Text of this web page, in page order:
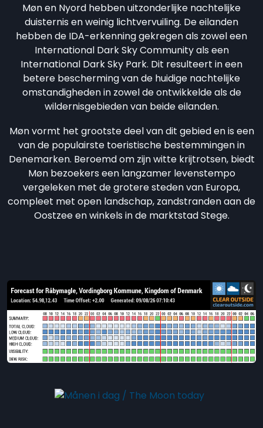
Møn en Nyord hebben uitzonderlijke nachtelijke
duisternis en weinig lichtvervuiling. De eilanden
hebben de IDA-erkenning gekregen als zowel een
International Dark Sky Community als een
International Dark Sky Park. Dit resulteert in een
betere bescherming van de huidige nachtelijke
omstandigheden in zowel de ontwikkelde als de
wildernisgebieden van beide eilanden.
Møn vormt het grootste deel van dit gebied en is een
van de populairste toeristische bestemmingen in
Denemarken. Beroemd om zijn witte krijtrotsen, biedt
Møn bezoekers een langzamer levenstempo
vergeleken met de grotere steden van Europa,
compleet met open landschap, zandstranden aan de
Oostzee en winkels in de marktstad Stege.